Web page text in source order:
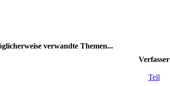
verwandte Themen...
Verfasser
Tell